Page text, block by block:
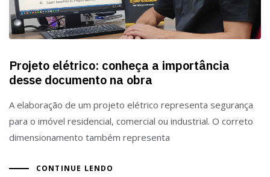
Projeto elétrico: conheça a importância
desse documento na obra
A elaboração de um projeto elétrico representa segurança
para o imóvel residencial, comercial ou industrial. O correto
dimensionamento também representa
CONTINUE LENDO